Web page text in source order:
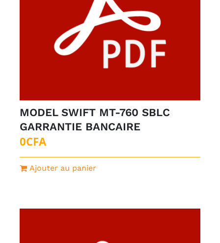
MODEL SWIFT MT-760 SBLC
GARRANTIE BANCAIRE
0CFA
Ajouter au panier